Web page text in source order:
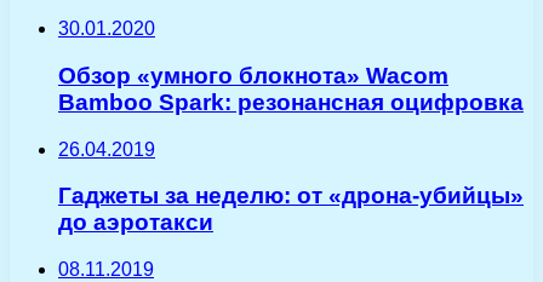
30.01.2020
Обзор «умного блокнота» Wacom
Bamboo Spark: резонансная оцифровка
26.04.2019
Гаджеты за неделю: от «дрона-убийцы»
до аэротакси
08.11.2019